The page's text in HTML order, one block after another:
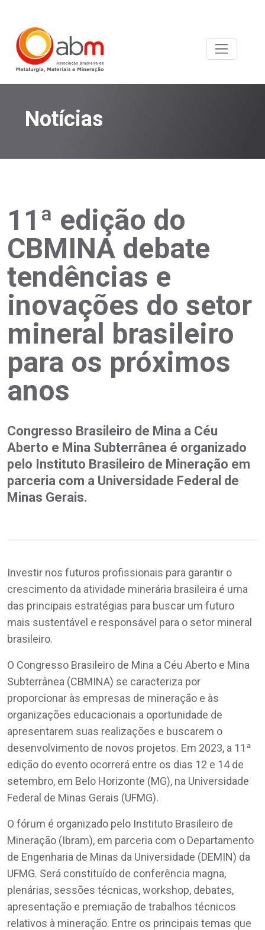
Notícias
11ª edição do
CBMINA debate
tendências e
inovações do setor
mineral brasileiro
para os próximos
anos
Congresso Brasileiro de Mina a Céu
Aberto e Mina Subterrânea é organizado
pelo Instituto Brasileiro de Mineração em
parceria com a Universidade Federal de
Minas Gerais.
Investir nos futuros profissionais para garantir o
crescimento da atividade minerária brasileira é uma
das principais estratégias para buscar um futuro
mais sustentável e responsável para o setor mineral
brasileiro.
O Congresso Brasileiro de Mina a Céu Aberto e Mina
Subterrânea (CBMINA) se caracteriza por
proporcionar às empresas de mineração e às
organizações educacionais a oportunidade de
apresentarem suas realizações e buscarem o
desenvolvimento de novos projetos. Em 2023, a 11ª
edição do evento ocorrerá entre os dias 12 e 14 de
setembro, em Belo Horizonte (MG), na Universidade
Federal de Minas Gerais (UFMG).
O fórum é organizado pelo Instituto Brasileiro de
Mineração (Ibram), em parceria com o Departamento
de Engenharia de Minas da Universidade (DEMIN) da
UFMG. Será constituído de conferência magna,
plenárias, sessões técnicas, workshop, debates,
apresentação e premiação de trabalhos técnicos
relativos à mineração. Entre os principais temas que